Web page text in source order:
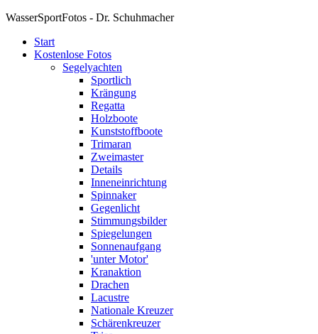
WasserSportFotos - Dr. Schuhmacher
Start
Kostenlose Fotos
Segelyachten
Sportlich
Krängung
Regatta
Holzboote
Kunststoffboote
Trimaran
Zweimaster
Details
Inneneinrichtung
Spinnaker
Gegenlicht
Stimmungsbilder
Spiegelungen
Sonnenaufgang
'unter Motor'
Kranaktion
Drachen
Lacustre
Nationale Kreuzer
Schärenkreuzer